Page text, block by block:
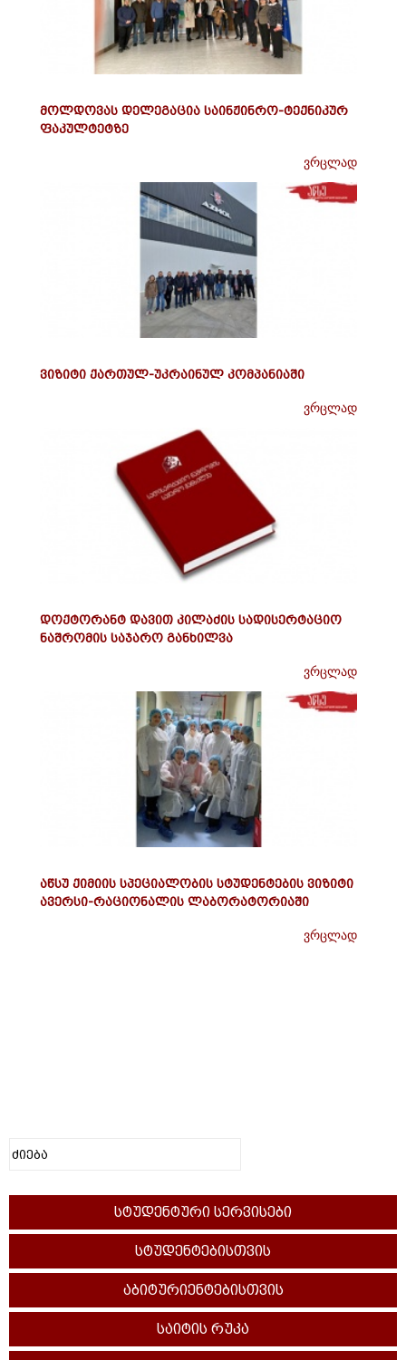
მოლდოვას დელეგაცია საინჟინრო-ტექნიკურ
ფაკულტეტზე
ვრცლად
ვიზიტი ქართულ-უკრაინულ კომპანიაში
ვრცლად
დოქტორანტ დავით კილაძის სადისერტაციო
ნაშრომის საჯარო განხილვა
ვრცლად
აწსუ ქიმიის სპეციალობის სტუდენტების ვიზიტი
ავერსი-რაციონალის ლაბორატორიაში
ვრცლად
სტუდენტური სერვისები
სტუდენტებისთვის
აბიტურიენტებისთვის
საიტის რუკა